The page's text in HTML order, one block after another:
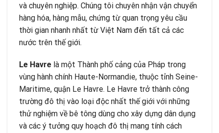
và chuyên nghiệp. Chúng tôi chuyên nhận vận chuyển
hàng hóa, hàng mẫu, chứng từ quan trọng yêu cầu
thời gian nhanh nhất từ Việt Nam đến tất cả các
nước trên thế giới.
Le Havre là một Thành phố cảng của Pháp trong
vùng hành chính Haute-Normandie, thuộc tỉnh Seine-
Maritime, quận Le Havre. Le Havre trở thành công
trường đô thị vào loại độc nhất thế giới với những
thử nghiệm về bê tông dùng cho xây dựng dân dụng
và các ý tưởng quy hoạch đô thị mang tính cách